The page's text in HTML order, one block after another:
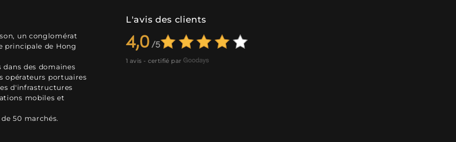
un conglomérat
principale de Hong
des domaines
opérateurs portuaires
d'infrastructures
mobiles et
50 marchés.
L'avis des clients
4,0
1 avis - certifié par